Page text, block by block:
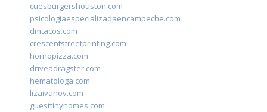
cuesburgershouston.com
psicologiaespecializadaencampeche.com
dmtacos.com
crescentstreetprinting.com
hornopizza.com
driveadragster.com
hematologa.com
lizaivanov.com
guesttinyhomes.com